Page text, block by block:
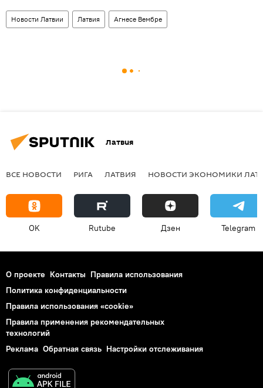
Новости Латвии Латвия Агнесе Вембре
Латвия
ВСЕ НОВОСТИ РИГА ЛАТВИЯ НОВОСТИ ЭКОНОМИКИ
OK Rutube Дзен Telegram
О проекте Контакты Правила использования
Политика конфиденциальности
Правила использования «cookie»
Правила применения рекомендательных
технологий
Реклама Обратная связь Настройки отслеживания